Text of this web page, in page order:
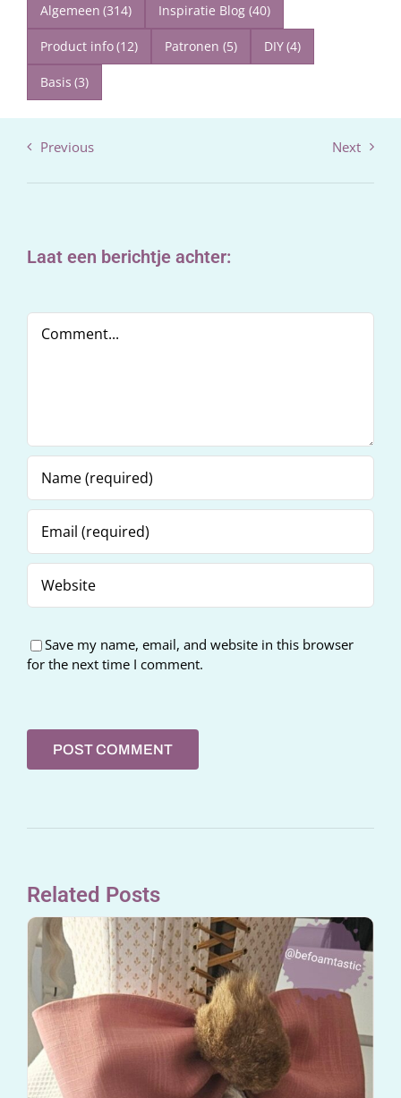
Algemeen (314) Inspiratie Blog (40)
Product info(12) Patronen (5) DIY(4)
Basis (3)
Previous Next
Laat een berichtje achter:
Comment
Save my name, email, and website in this browser
for the next time I comment.
Related Posts